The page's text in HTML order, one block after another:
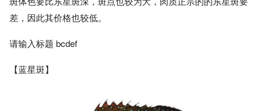
差，因此其价格也较低。
请输入标题 bcdef
【蓝星斑】